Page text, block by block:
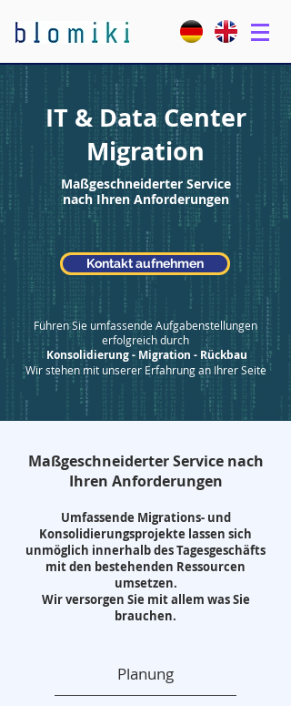
Maßgeschneiderter Service nach
Ihren Anforderungen
Planung
Umfassende Migrations- und
Konsolidierungsprojekte lassen sich
unmöglich innerhalb des Tagesgeschäfts
mit den bestehenden Ressourcen
umsetzen.
Wir versorgen Sie mit allem was Sie
brauchen.
IT & Data Center
Migration
Kontakt aufnehmen
Maßgeschneiderter Service
nach Ihren Anforderungen
Führen Sie umfassende Aufgabenstellungen
erfolgreich durch
Konsolidierung - Migration - Rückbau
Wir stehen mit unserer Erfahrung an Ihrer Seite